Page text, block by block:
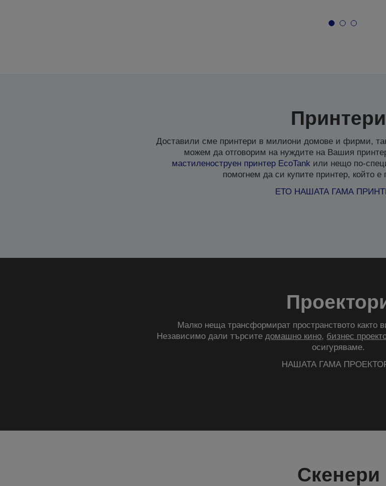
Принтери
Доставили сме принтери в милиони домове и фирми,
можем да отговорим на нуждите на Вашия
мастиленоструен принтер EcoTank или нещо по-
помогнем да си купите принтер, който
ЕТО НАШАТА ГАМА
Малко неща трансформират пространството както
Независимо дали търситедомашно кино, бизнес
осигуряваме.
НАШАТА ГАМА
Скенери